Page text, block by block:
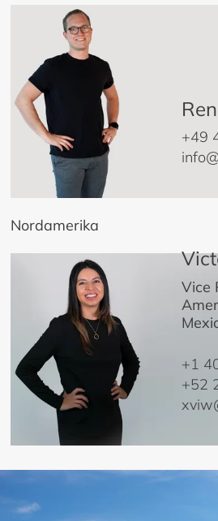
+49
Nordamerika
Vice
+1
+52